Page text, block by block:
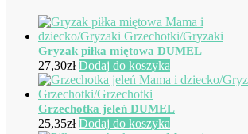
Gryzak piłka miętowa DUMEL
27,30zł Dodaj do koszyka
Grzechotka jeleń DUMEL
25,35zł Dodaj do koszyka